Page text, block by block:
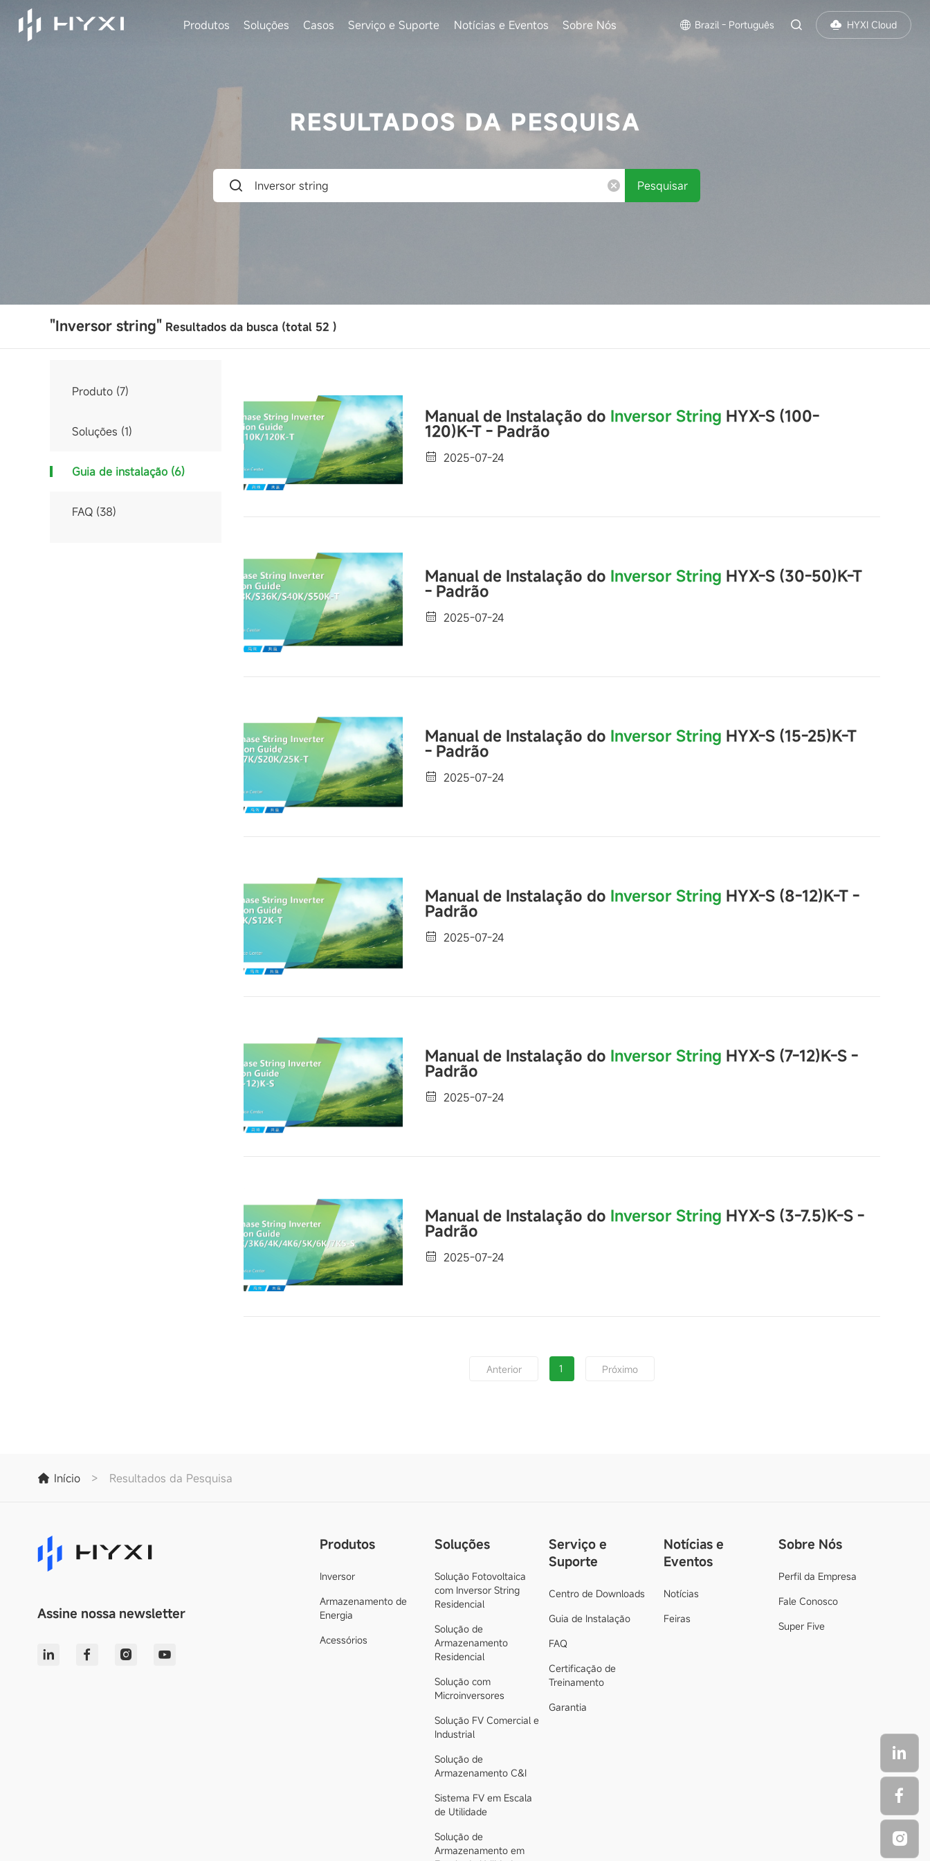
Produtos Soluções Casos Serviço e Suporte Notícias e Eventos Sobre Nós Brazil - Português HYXI Cloud
RESULTADOS DA PESQUISA
Pesquisar
"Inversor string" Resultados da busca (total 52 )
Produto (7)
Soluções (1)
Guia de instalação (6)
FAQ (38)
Manual de Instalação do Inversor String HYX-S (100-
120)K-T - Padrão
2025-07-24
Manual de Instalação do Inversor String HYX-S (30-50)K-T
- Padrão
2025-07-24
Manual de Instalação do Inversor String HYX-S (15-25)K-T
- Padrão
2025-07-24
Manual de Instalação do Inversor String HYX-S (8-12)K-T -
Padrão
2025-07-24
Manual de Instalação do Inversor String HYX-S (7-12)K-S -
Padrão
2025-07-24
Manual de Instalação do Inversor String HYX-S (3-7.5)K-S -
Padrão
2025-07-24
Anterior 1 Próximo
Início > Resultados da Pesquisa
Assine nossa newsletter
Produtos
Inversor
Armazenamento de
Energia
Acessórios
Soluções
Solução Fotovoltaica
com Inversor String
Residencial
Solução de
Armazenamento
Residencial
Solução com
Microinversores
Solução FV Comercial e
Industrial
Solução de
Armazenamento C&I
Sistema FV em Escala
de Utilidade
Solução de
Armazenamento em
Serviço e
Suporte
Centro de Downloads
Guia de Instalação
FAQ
Certificação de
Treinamento
Garantia
Notícias e
Eventos
Notícias
Feiras
Sobre Nós
Perfil da Empresa
Fale Conosco
Super Five